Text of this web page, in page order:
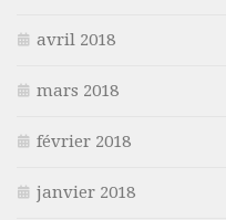
avril 2018
mars 2018
février 2018
janvier 2018